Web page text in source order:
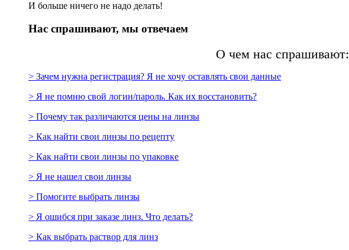
И больше ничего не надо делать!
Нас спрашивают, мы отвечаем
О чем нас спрашивают:
> Зачем нужна регистрация? Я не хочу оставлять свои данные
> Я не помню свой логин/пароль. Как их восстановить?
> Почему так различаются цены на линзы
> Как найти свои линзы по рецепту
> Как найти свои линзы по упаковке
> Я не нашел свои линзы
> Помогите выбрать линзы
> Я ошибся при заказе линз. Что делать?
> Как выбрать раствор для линз